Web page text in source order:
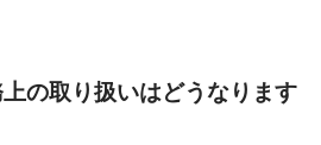
の取り扱いはどうなります